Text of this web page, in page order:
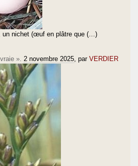
un nichet (œuf en plâtre que (…)
». 2 novembre 2025 , par VERDIER